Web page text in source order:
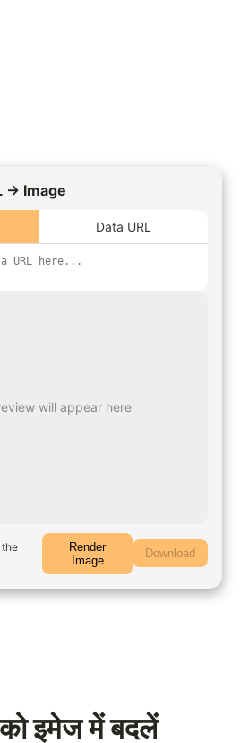
→ Image
Data URL
will appear here
Render
Image
Download
इमेज में बदलें